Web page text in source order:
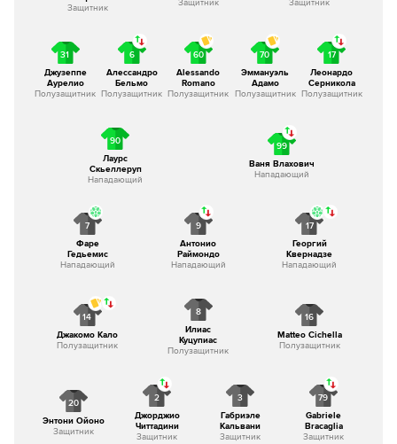
Защитник
Защитник Защитник
31
Джузеппе
Аурелио
Полузащитник
6
Алессандро
Бельмо
Полузащитник
60
Alessando
Romano
Полузащитник
70
Эммануэль
Адамо
Полузащитник
17
Леонардо
Серникола
Полузащитник
90
Лаурс
Скьеллеруп
Нападающий
99
Ваня Влахович
Нападающий
20
Энтони Ойоно
Защитник
2
Джорджио
Читтадини
Защитник
3
Габриэле
Кальвани
Защитник
79
Gabriele
Bracaglia
Защитник
14
Джакомо Кало
Полузащитник
8
Илиас
Куцупиас
Полузащитник
16
Matteo Cichella
Полузащитник
7
Фаре
Гедьемис
Нападающий
9
Антонио
Раймондо
Нападающий
17
Георгий
Квернадзе
Нападающий